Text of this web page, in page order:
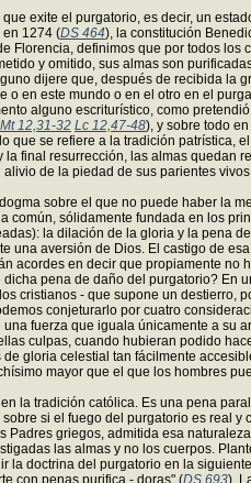
exite el purgatorio, es decir, un
en 1274 (DS 464), la constitución
Florencia, definimos que por todos
y omitido, sus almas son
dijere que, después de recibida
en este mundo o en el otro en el
alguno escriturístico, como
Mt 12,31-32 Lc 12,47-48), y sobre todo
que se refiere a la tradición patrística,
final resurrección, las almas
de la piedad de sus parientes
sobre el que no puede haber la
común, sólidamente fundada en los
la dilación de la gloria y la pena
una aversión de Dios. El castigo de
acordes en decir que propiamente
pena de daño del purgatorio?
cristianos - que supone un destierro,
conjeturarlo por cuatro
fuerza que iguala únicamente a
culpas, cuando hubieran podido
gloria celestial tan fácilmente
mayor que el que los hombres
la tradición católica. Es una pena
si el fuego del purgatorio es real
griegos, admitida esa
las almas y no los cuerpos.
la doctrina del purgatorio en la
con penas purifica - doras" (DS 693).